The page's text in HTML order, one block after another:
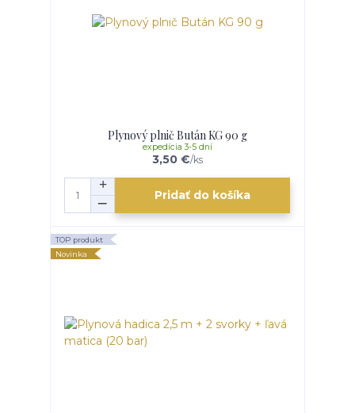
Plynový plnič Bután KG 90 g
3,50 €/ks
expedícia 3-5 dní
Pridať do košíka
TOP produkt
Novinka